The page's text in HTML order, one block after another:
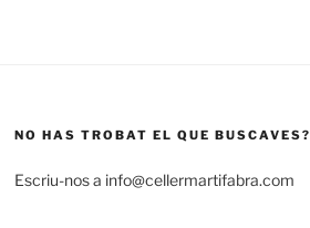
NO HAS TROBAT EL QUE BUSCAVES?
Escriu-nos a info@cellermartifabra.com